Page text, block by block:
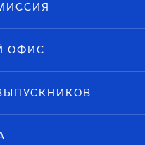
ОФИС